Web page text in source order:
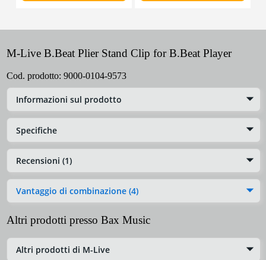
M-Live B.Beat Plier Stand Clip for B.Beat Player
Cod. prodotto: 9000-0104-9573
Informazioni sul prodotto
Specifiche
Recensioni (1)
Vantaggio di combinazione (4)
Altri prodotti presso Bax Music
Altri prodotti di M-Live